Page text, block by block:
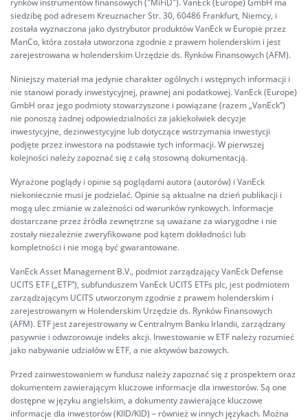
rynków instrumentów finansowych ("MiFiD"). VanEck (Europe) GmbH ma
siedzibę pod adresem Kreuznacher Str. 30, 60486 Frankfurt, Niemcy, i
została wyznaczona jako dystrybutor produktów VanEck w Europie przez
ManCo, która została utworzona zgodnie z prawem holenderskim i jest
zarejestrowana w holenderskim Urzędzie ds. Rynków Finansowych (AFM).
Niniejszy materiał ma jedynie charakter ogólnych i wstępnych informacji i
nie stanowi porady inwestycyjnej, prawnej ani podatkowej. VanEck (Europe)
GmbH oraz jego podmioty stowarzyszone i powiązane (razem „VanEck”)
nie ponoszą żadnej odpowiedzialności za jakiekolwiek decyzje
inwestycyjne, dezinwestycyjne lub dotyczące wstrzymania inwestycji
podjęte przez inwestora na podstawie tych informacji. W pierwszej
kolejności należy zapoznać się z całą stosowną dokumentacją.
Wyrażone poglądy i opinie są poglądami autora (autorów) i VanEck
niekoniecznie musi je podzielać. Opinie są aktualne na dzień publikacji i
mogą ulec zmianie w zależności od warunków rynkowych. Informacje
dostarczane przez źródła zewnętrzne są uważane za wiarygodne i nie
zostały niezależnie zweryfikowane pod kątem dokładności lub
kompletności i nie mogą być gwarantowane.
VanEck Asset Management B.V., podmiot zarządzający VanEck Defense
UCITS ETF („ETF”), subfunduszem VanEck UCITS ETFs plc, jest podmiotem
zarządzającym UCITS utworzonym zgodnie z prawem holenderskim i
zarejestrowanym w Holenderskim Urzędzie ds. Rynków Finansowych
(AFM). ETF jest zarejestrowany w Centralnym Banku Irlandii, zarządzany
pasywnie i odwzorowuje indeks akcji. Inwestowanie w ETF należy rozumieć
jako nabywanie udziałów w ETF, a nie aktywów bazowych.
Przed zainwestowaniem w fundusz należy zapoznać się z prospektem oraz
dokumentem zawierającym kluczowe informacje dla inwestorów. Są one
dostępne w języku angielskim, a dokumenty zawierające kluczowe
informacje dla inwestorów (KIID/KID) – również w innych językach. Można